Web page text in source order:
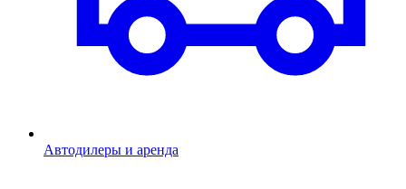
Автодилеры и аренда